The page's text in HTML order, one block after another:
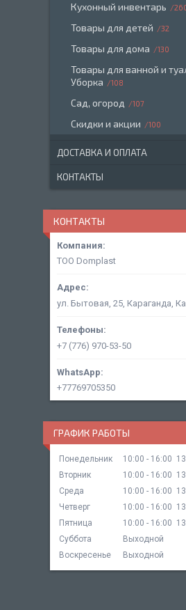
Кухонный инвентарь
Товары для детей 32
Товары для дома 130
Товары для ванной и
Уборка
108
Сад, огород 107
Скидки и акции 100
ДОСТАВКА И ОПЛАТА
КОНТАКТЫ
КОНТАКТЫ
ТОО Domplast
ул. Бытовая, 25, Караганда,
+7 (776) 970-53-50
+77769705350
ГРАФИК РАБОТЫ
Понедельник 10:00 16:00
Вторник
10:00 16:00
Среда
10:00 16:00
Четверг
10:00 16:00
Пятница
10:00 16:00
Суббота
Выходной
Воскресенье
Выходной